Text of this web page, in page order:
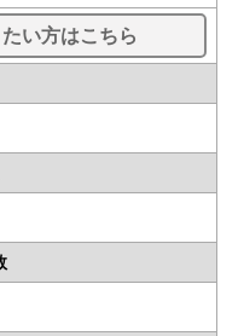
い方はこちら